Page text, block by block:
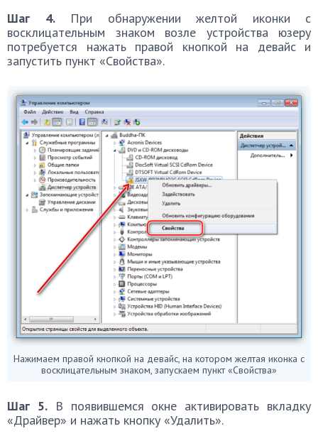
Шаг 4.При обнаружении желтой иконки с
восклицательным знаком возле устройства юзеру
потребуется нажать правой кнопкой на девайс и
запустить пункт «Свойства».
Нажимаем правой кнопкой на девайс, на котором желтая иконка с
восклицательным знаком, запускаем пункт «Свойства»
Шаг 5.В появившемся окне активировать вкладку
«Драйвер» и нажать кнопку «Удалить».